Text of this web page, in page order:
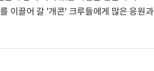
이끌어 갈 '개콘' 크루들에게 많은 응원과